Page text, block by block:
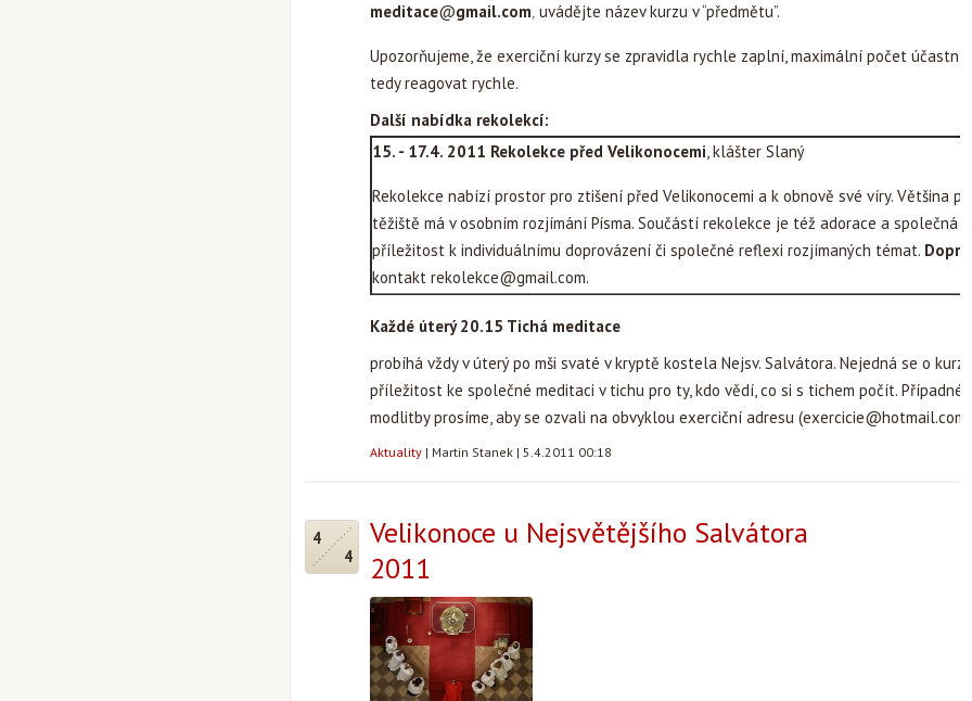
meditace@gmail.com, uvádějte název kurzu v “předmětu”.
Upozorňujeme, že exerciční kurzy se zpravidla rychle zaplní, maximální počet
tedy reagovat rychle.
Další nabídka rekolekcí:
15. - 17.4. 2011 Rekolekce před Velikonocemi, klášter Slaný
Rekolekce nabízí prostor pro ztišení před Velikonocemi a k obnově své víry. Většina
těžiště má v osobním rozjímání Písma. Součástí rekolekce je též adorace a společná
příležitost k individuálnímu doprovázení či společné reflexi rozjímaných témat.
kontakt rekolekce@gmail.com.
Každé úterý 20.15 Tichá meditace
probíhá vždy v úterý po mši svaté v kryptě kostela Nejsv. Salvátora. Nejedná se o kurz
příležitost ke společné meditaci v tichu pro ty, kdo vědí, co si s tichem počít. Případné
modlitby prosíme, aby se ozvali na obvyklou exerciční adresu (exercicie@hotmail.com
Aktuality | Martin Stanek | 5.4.2011 00:18
4
4
Velikonoce u Nejsvětějšího Salvátora
2011